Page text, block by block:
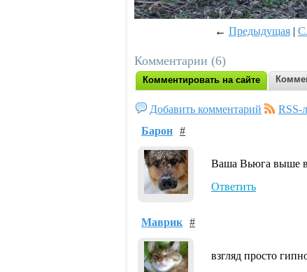
← Предыдущая|
Комментарии (6)
Комментировать на сайте
Добавить комментарий
RSS-
Барон #
Ваша Вьюга выше
Ответить
Маврик #
взгляд просто